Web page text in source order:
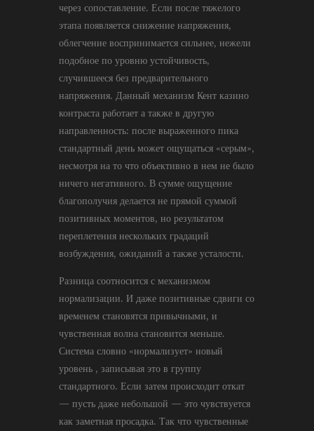
через сопоставление. Если после тяжелого
этапа появляется снижение напряжения,
облегчение воспринимается сильнее, нежели
подобное по уровню устойчивость,
случившееся без предварительного
напряжения. Данный механизм Кент казино
контраста работает а также в другую
направленность: после выраженного пика
стандартный день может ощущаться «серым»,
несмотря на то что объективно в нем не было
ничего негативного. В сумме ощущение
благополучия делается не прямой суммой
позитивных моментов, но результатом
переплетения нескольких градаций
возбуждения, ожиданий а также усталости.
Разница соотносится с механизмом
нормализации. И даже позитивные сдвиги со
временем становятся привычными, и
чувственная волна становится меньше.
Система словно «нормализует» новый
уровень , записывая это в группу
стандартного. Если затем происходит откат
— пусть даже небольшой — это чувствуется
как заметная просадка. Так что чувственные